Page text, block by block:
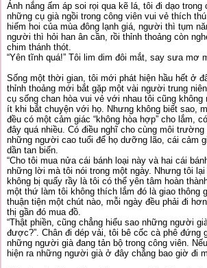
Ánh nắng ấm áp soi rọi qua kẽ lá, tôi đi dạo trong
những cụ già ngồi trong công viên vui vẻ thích
hiếm hoi của mùa đông lạnh giá, người thì tụm
người thì hỏi han ân cần, rồi thỉnh thoảng còn
chim thánh thót.
“Yên tĩnh quá!” Tôi lim dim đôi mắt, say sưa mơ
Sống một thời gian, tôi mới phát hiện hầu hết ở
thỉnh thoảng mới bắt gặp một vài người trung
cụ sống chan hòa vui vẻ với nhau tôi cũng không
ít khi bắt chuyện với họ. Nhưng không biết sao,
đều có một cảm giác “không hòa hợp” cho lắm,
đây quá nhiều. Có điều nghĩ cho cùng môi
những người cao tuổi để họ dưỡng lão, cái cảm
dần tan biến.
“Cho tôi mua nửa cái bánh loại này và hai cái
những lời mà tôi nói trong một ngày. Nhưng tôi
không bị quấy rầy là tôi có thể yên tâm hoàn
một thứ làm tôi không thích lắm đó là giao thông
thuận tiện một chút nào, mỗi ngày đều phải đi
thị gần đó mua đồ.
“Thật phiền, cũng chẳng hiểu sao những người
được?”. Chân đi dép vải, tôi bê cốc cà phê đứng
những người già đang tản bộ trong công viên.
hiện ra những người già ở đây chẳng bao giờ đi